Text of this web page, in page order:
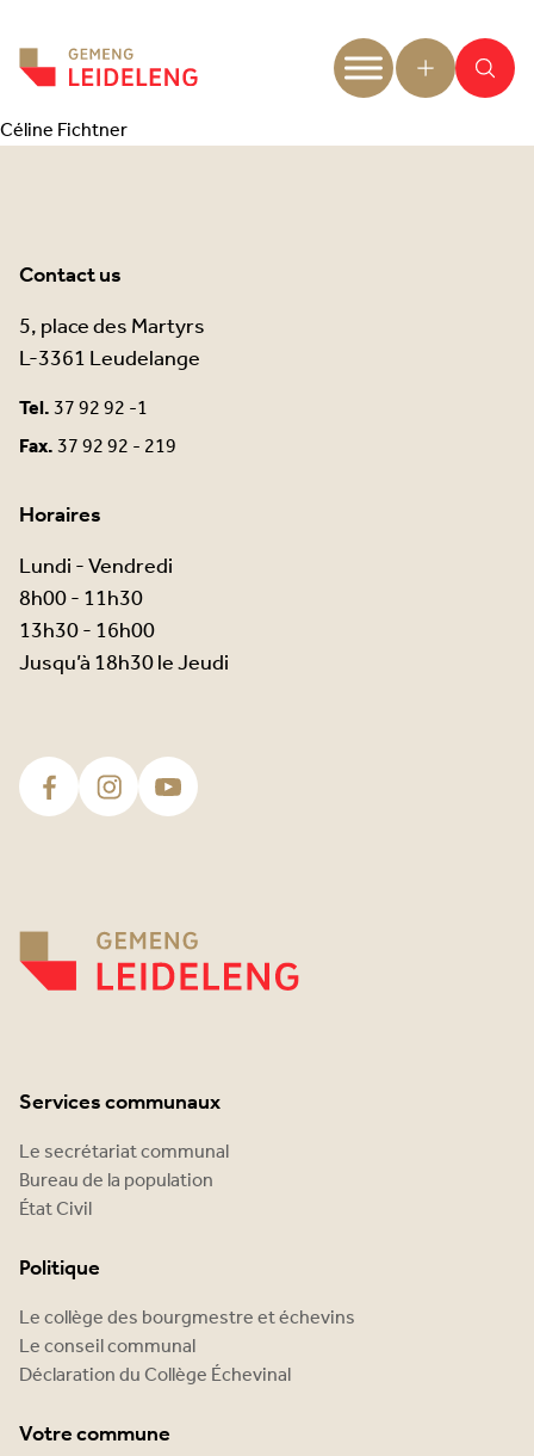
Céline Fichtner
Contact us
5, place des Martyrs
L-3361 Leudelange
Tel.37 92 92 -1
Fax.37 92 92 - 219
Horaires
Lundi - Vendredi
8h00 - 11h30
13h30 - 16h00
Jusqu’à 18h30 le Jeudi
Services communaux
Le secrétariat communal
Bureau de la population
État Civil
Politique
Le collège des bourgmestre et échevins
Le conseil communal
Déclaration du Collège Échevinal
Votre commune